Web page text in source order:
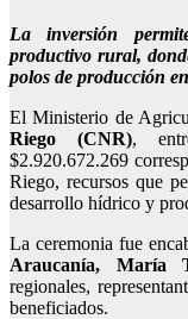
La inversión
productivo rural,
polos de producción
El Ministerio de
Riego (CNR),
$2.920.672.269
Riego, recursos que
desarrollo hídrico y
La ceremonia fue
Araucanía, María
regionales,
beneficiados.